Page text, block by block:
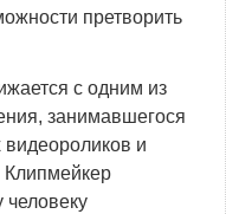
претворить
с одним из
занимавшегося
и
Клипмейкер
человеку